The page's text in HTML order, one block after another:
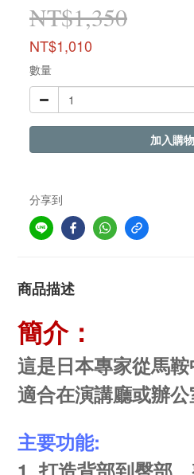
NT$1,350
NT$1,010
數量
加入購
分享到
商品描述
簡介：
這是日本專家從馬鞍
適合在演講廳或辦
主要功能: